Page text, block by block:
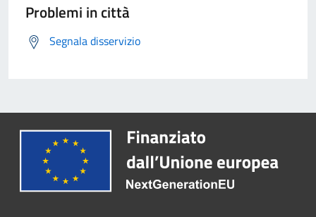
Problemi in città
Segnala disservizio